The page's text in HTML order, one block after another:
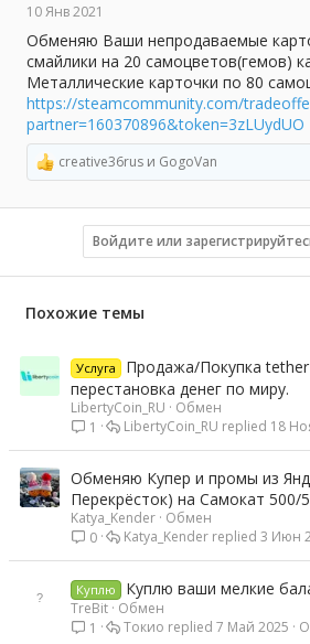
ы
а
10 Янв 2021
Обменяю Ваши непродаваемые
смайлики на 20 самоцветов(гемов)
Металлические карточки по 80
https://steamcommunity.com/
partner=160370896&token=3zLUydUO
Р
е
а
и
creative36rus и GogoVan
Войдите или
Похожие темы
Услуга
Продажа/Покупка
перестановка денег по миру.
LibertyCoin_RU
Обмен
1
18
LibertyCoin_RU
Обменяю Купер и промы из
Перекрёсток) на Самокат 500/
Katya_Kender Обмен
0
3 Июн
Katya_Kender
Куплю Куплю ваши мелкие
TreBit Обмен
1
7 Май 2025
Токио